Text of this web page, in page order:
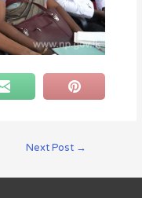
Next Post →